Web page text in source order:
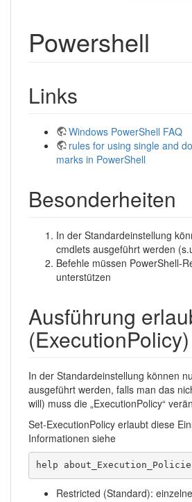
Powershell
Links
Windows PowerShell FAQ
rules for using single and
marks in PowerShell
Besonderheiten
In der Standardeinstellung
cmdlets ausgeführt werden
Befehle müssen PowerShell-
unterstützen
Ausführung
(ExecutionPolicy)
In der Standardeinstellung können
ausgeführt werden, falls man das
will) muss die „ExecutionPolicy“
Set-ExecutionPolicy erlaubt diese
Informationen siehe
help
Restricted (Standard):